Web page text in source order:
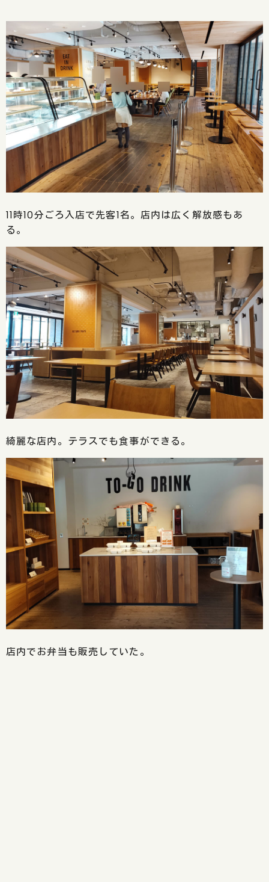
11時10分ごろ入店で先客1名。店内は広く解放感もあ
る。
綺麗な店内。テラスでも食事ができる。
店内でお弁当も販売していた。